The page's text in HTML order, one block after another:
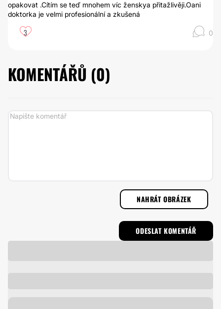
opakovat .Cítím se teď mnohem víc ženskya přitažlivěji.Oani
doktorka je velmi profesionální a zkušená
3 0
KOMENTÁŘŮ (0)
NAHRÁT OBRÁZEK